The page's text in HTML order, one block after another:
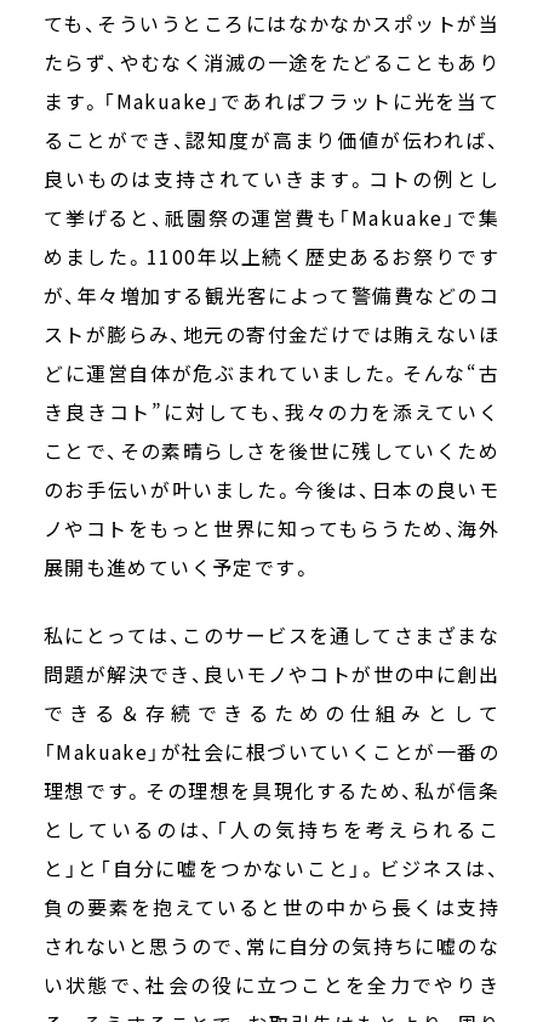
ても、そういうところにはなかなかスポットが当
たらず、やむなく消滅の一途をたどることもあり
ます。「Makuake」であればフラットに光を当て
ることができ、認知度が高まり価値が伝われば、
良いものは支持されていきます。コトの例とし
て挙げると、祇園祭の運営費も「Makuake」で集
めました。1100年以上続く歴史あるお祭りです
が、年々増加する観光客によって警備費などのコ
ストが膨らみ、地元の寄付金だけでは賄えないほ
どに運営自体が危ぶまれていました。そんな“古
き良きコト”に対しても、我々の力を添えていく
ことで、その素晴らしさを後世に残していくため
のお手伝いが叶いました。今後は、日本の良いモ
ノやコトをもっと世界に知ってもらうため、海外
展開も進めていく予定です。
私にとっては、このサービスを通してさまざまな
問題が解決でき、良いモノやコトが世の中に創出
できる＆存続できるための仕組みとして
「Makuake」が社会に根づいていくことが一番の
理想です。その理想を具現化するため、私が信条
としているのは、「人の気持ちを考えられるこ
と」と「自分に嘘をつかないこと」。ビジネスは、
負の要素を抱えていると世の中から長くは支持
されないと思うので、常に自分の気持ちに嘘のな
い状態で、社会の役に立つことを全力でやりき